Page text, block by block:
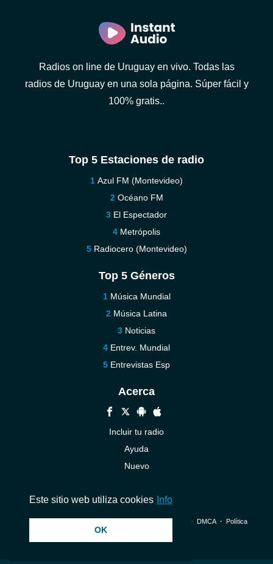
Radios on line de Uruguay en vivo. Todas las
radios de Uruguay en una sola página. Súper fácil y
100% gratis..
Top 5 Estaciones de radio
Azul FM (Montevideo)
Océano FM
El Espectador
Metrópolis
Radiocero (Montevideo)
Top 5 Géneros
Música Mundial
Música Latina
Noticias
Entrev. Mundial
Entrevistas Esp
Acerca
Incluir tu radio
Ayuda
Nuevo
© 2026 InstantAudio. Reservados todos los derechos. ・ DMCA・ Política
Este sitio web utiliza cookies Info
OK